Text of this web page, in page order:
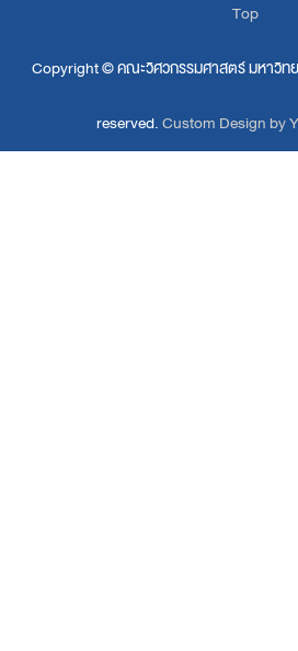
Top
Copyright ©คณะวิศวกรรมศาสตร์ มหาวิท
reserved.Custom Design by